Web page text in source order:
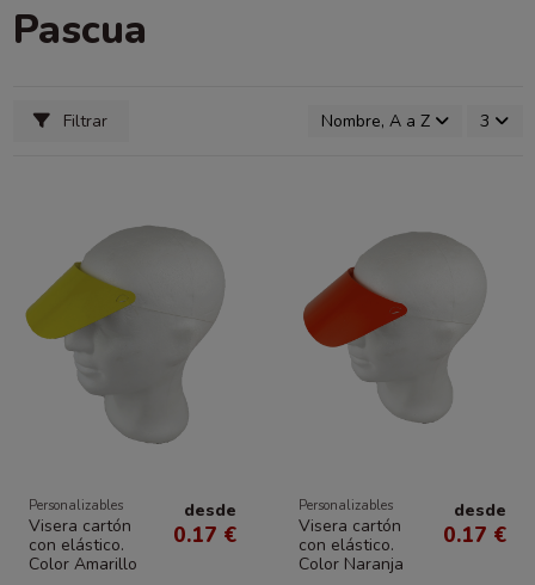
Pascua
Filtrar Nombre, A a Z 3
Personalizables
Visera cartón
con elástico.
Color Amarillo
desde
0.17 €
Personalizables
Visera cartón
con elástico.
Color Naranja
desde
0.17 €